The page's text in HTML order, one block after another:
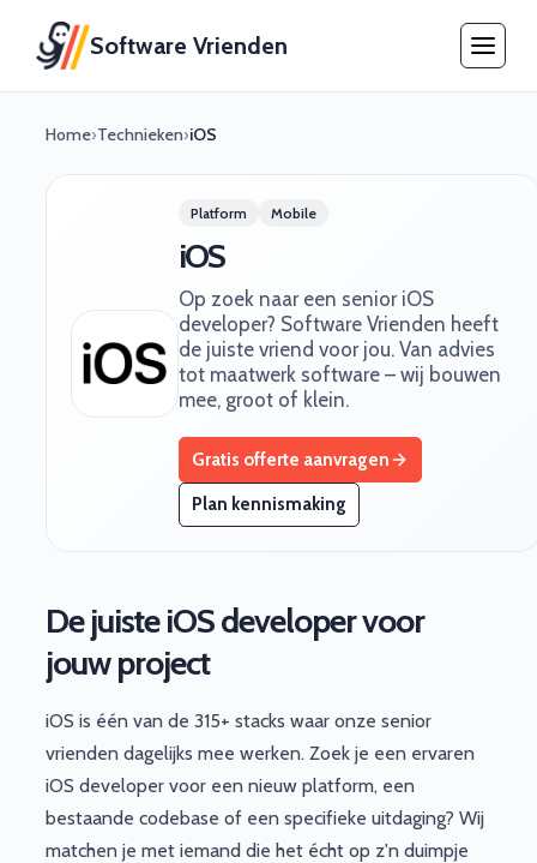
Software Vrienden
Home›Technieken›iOS
Platform Mobile
iOS
Op zoek naar een senior iOS
developer? Software Vrienden heeft
de juiste vriend voor jou. Van advies
tot maatwerk software – wij bouwen
mee, groot of klein.
Gratis offerte aanvragen
Plan kennismaking
De juiste iOS developer voor
jouw project
iOS is één van de 315+ stacks waar onze senior
vrienden dagelijks mee werken. Zoek je een ervaren
iOS developer voor een nieuw platform, een
bestaande codebase of een specifieke uitdaging? Wij
matchen je met iemand die het écht op z'n duimpje